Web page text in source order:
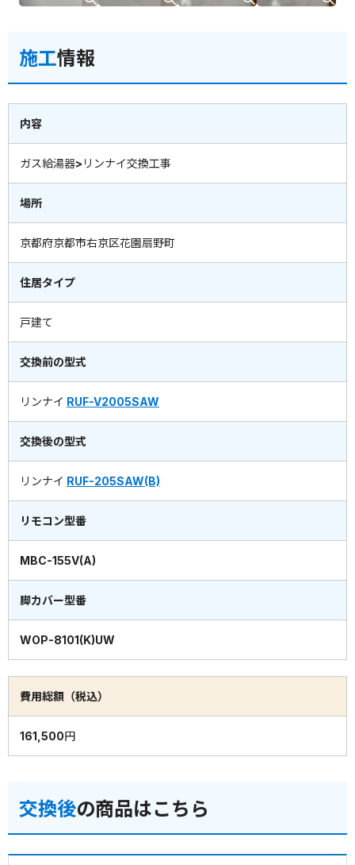
施工情報
内容
ガス給湯器>リンナイ交換工事
場所
京都府京都市右京区花園扇野町
住居タイプ
戸建て
交換前の型式
リンナイ RUF-V2005SAW
交換後の型式
リンナイ RUF-205SAW(B)
リモコン型番
MBC-155V(A)
脚カバー型番
WOP-8101(K)UW
費用総額（税込）
161,500円
交換後の商品はこちら